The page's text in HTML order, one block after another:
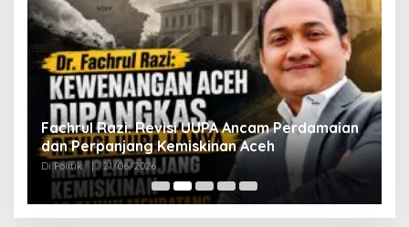
Fachrul Razi: Revisi UUPA Ancam Perdamaian
dan Perpanjang Kemiskinan Aceh
Di Politik 21/06/2026